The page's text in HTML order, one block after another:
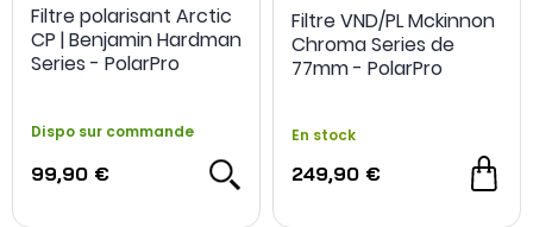
Filtre polarisant Arctic
CP | Benjamin Hardman
Series - PolarPro
Dispo sur commande
99,90 €
Filtre VND/PL Mckinnon
Chroma Series de
77mm - PolarPro
En stock
249,90 €